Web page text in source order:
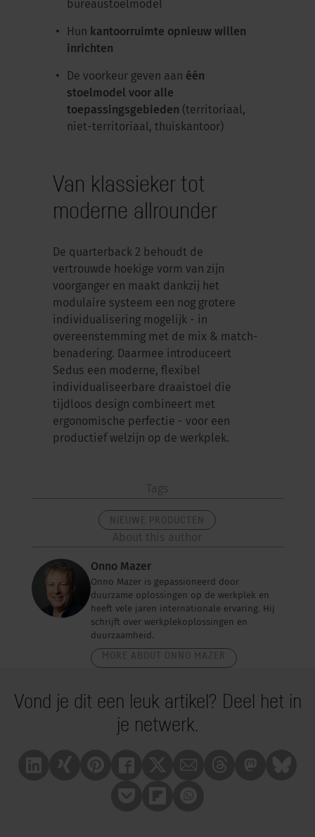
bureaustoelmodel
Hun kantoorruimte opnieuw willen
inrichten
De voorkeur geven aan één
stoelmodel voor alle
toepassingsgebieden (territoriaal,
niet-territoriaal, thuiskantoor)
Van klassieker tot
moderne allrounder
De quarterback 2 behoudt de
vertrouwde hoekige vorm van zijn
voorganger en maakt dankzij het
modulaire systeem een nog grotere
individualisering mogelijk - in
overeenstemming met de mix & match-
benadering. Daarmee introduceert
Sedus een moderne, flexibel
individualiseerbare draaistoel die
tijdloos design combineert met
ergonomische perfectie - voor een
productief welzijn op de werkplek.
Onno Mazer
Onno Mazer is gepassioneerd door
duurzame oplossingen op de werkplek en
heeft vele jaren internationale ervaring. Hij
schrijft over werkplekoplossingen en
duurzaamheid.
Vond je dit een leuk artikel? Deel het in
je netwerk.